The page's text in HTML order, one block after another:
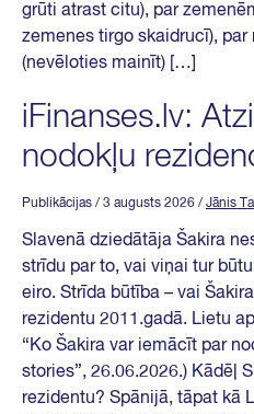
grūti atrast citu), par
zemenes tirgo skaidrucī), par
(nevēloties mainīt) […]
iFinanses.lv:
nodokļu
Publikācijas / 3 augusts 2026 / Jānis
Slavenā dziedātāja Šakira
strīdu par to, vai viņai tur
eiro. Strīda būtība – vai
rezidentu 2011.gadā. Lietu
“Ko Šakira var iemācīt par
stories”, 26.06.2026.) Kādēļ
rezidentu? Spānijā, tāpat kā